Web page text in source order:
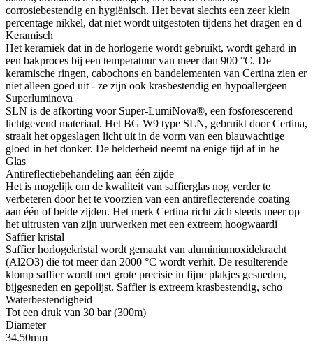
corrosiebestendig en hygiënisch. Het bevat slechts een zeer klein
percentage nikkel, dat niet wordt uitgestoten tijdens het dragen en d
Keramisch
Het keramiek dat in de horlogerie wordt gebruikt, wordt gehard in
een bakproces bij een temperatuur van meer dan 900 °C. De
keramische ringen, cabochons en bandelementen van Certina zien er
niet alleen goed uit - ze zijn ook krasbestendig en hypoallergeen
Superluminova
SLN is de afkorting voor Super-LumiNova®, een fosforescerend
lichtgevend materiaal. Het BG W9 type SLN, gebruikt door Certina,
straalt het opgeslagen licht uit in de vorm van een blauwachtige
gloed in het donker. De helderheid neemt na enige tijd af in he
Glas
Antireflectiebehandeling aan één zijde
Het is mogelijk om de kwaliteit van saffierglas nog verder te
verbeteren door het te voorzien van een antireflecterende coating
aan één of beide zijden. Het merk Certina richt zich steeds meer op
het uitrusten van zijn uurwerken met een extreem hoogwaardi
Saffier kristal
Saffier horlogekristal wordt gemaakt van aluminiumoxidekracht
(Al2O3) die tot meer dan 2000 °C wordt verhit. De resulterende
klomp saffier wordt met grote precisie in fijne plakjes gesneden,
bijgesneden en gepolijst. Saffier is extreem krasbestendig, scho
Waterbestendigheid
Tot een druk van 30 bar (300m)
Diameter
34.50mm